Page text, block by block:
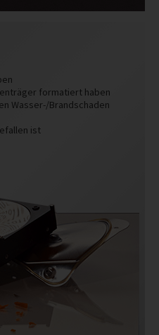
formatiert haben
Wasser-/Brandschaden
ist